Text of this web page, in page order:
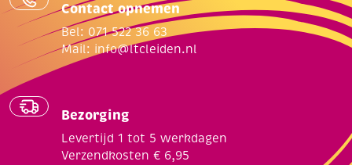
Contact opnemen
Bel: 071 522 36 63
Mail: info@ltcleiden.nl
Bezorging
Levertijd 1 tot 5 werkdagen
Verzendkosten € 6,95